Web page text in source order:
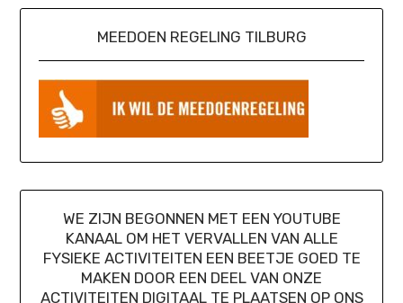
MEEDOEN REGELING TILBURG
WE ZIJN BEGONNEN MET EEN YOUTUBE
KANAAL OM HET VERVALLEN VAN ALLE
FYSIEKE ACTIVITEITEN EEN BEETJE GOED TE
MAKEN DOOR EEN DEEL VAN ONZE
ACTIVITEITEN DIGITAAL TE PLAATSEN OP ONS